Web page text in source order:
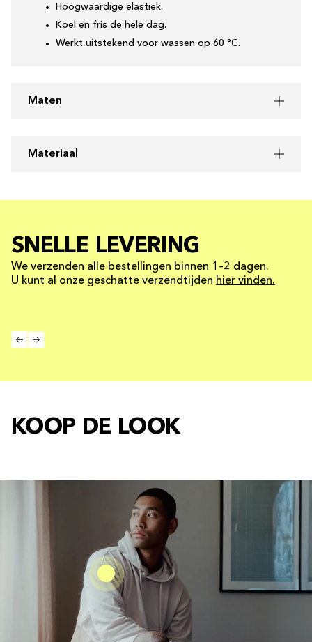
Hoogwaardige elastiek.
Koel en fris de hele dag.
Werkt uitstekend voor wassen op 60 °C.
Maten
Materiaal
SNELLE LEVERING
We verzenden alle bestellingen binnen 1–2 dagen.
U kunt al onze geschatte verzendtijden hier vinden.
KOOP DE LOOK